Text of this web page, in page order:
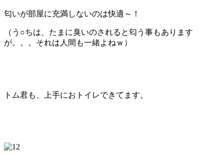
匂いが部屋に充満しないのは快適～！
（う○ちは、たまに臭いのされると匂う事もあります
が。。。それは人間も一緒よねｗ）
トム君も、上手におトイレできてます。